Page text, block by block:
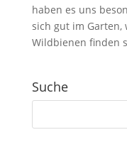
haben es uns
sich gut im Garten,
Wildbienen finden
Suche
Suchen